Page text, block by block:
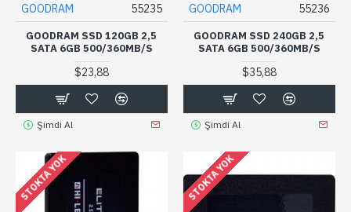
GOODRAM 55235
GOODRAM SSD 120GB 2,5
SATA 6GB 500/360MB/S
$23,88
Şimdi Al
GOODRAM 55236
GOODRAM SSD 240GB 2,5
SATA 6GB 500/360MB/S
$35,88
Şimdi Al
STOKTA YOK STOKTA YOK